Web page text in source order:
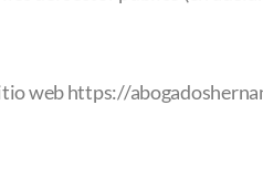
web https://